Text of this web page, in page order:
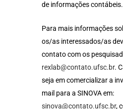
de informações contábeis.
Para mais informações
os/as interessados/as
contato com os
rexlab@contato.ufsc.br.
seja em comercializar a
mail para a SINOVA em:
sinova@contato.ufsc.br,